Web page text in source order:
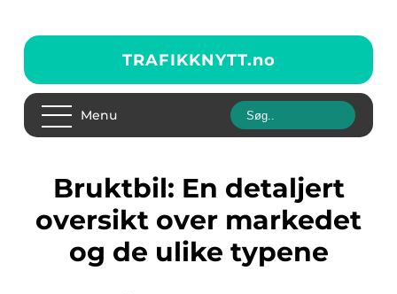
TRAFIKKNYTT.no
Menu
Bruktbil: En detaljert
oversikt over markedet
og de ulike typene